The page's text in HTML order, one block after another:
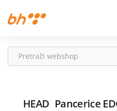
Fiksna
Televizija
HEAD Pancerice